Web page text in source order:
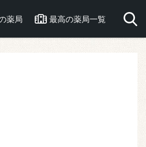
薬局 最高の薬局一覧